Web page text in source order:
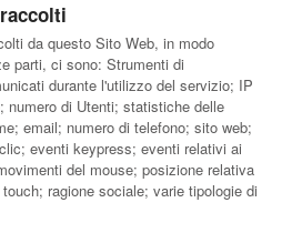
da questo Sito Web, in modo
parti, ci sono: Strumenti di
durante l'utilizzo del servizio; IP
numero di Utenti; statistiche delle
email; numero di telefono; sito web;
eventi keypress; eventi relativi ai
del mouse; posizione relativa
ragione sociale; varie tipologie di